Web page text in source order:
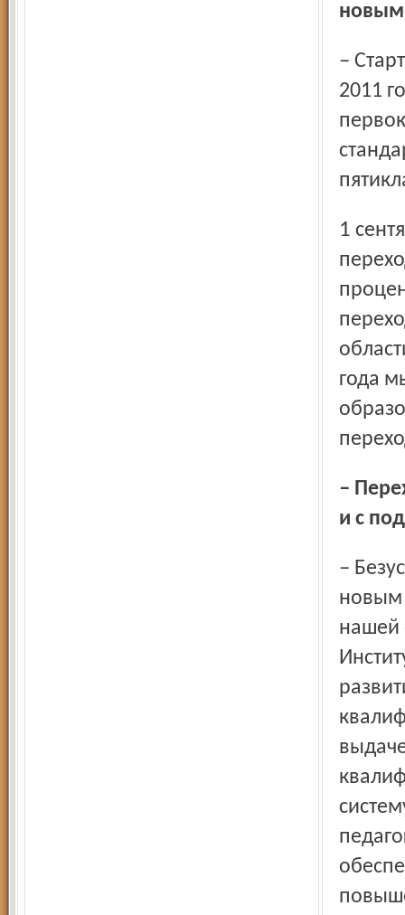
новым
– Старт был дан в прошлом учебном году. С 1 сентября
2011
1 сентября 2013 года мы планируем организовать
года
– Переход к новым образовательным стандартам связан
и с
– Безусловно, ключевой задачей в рамках перехода к
новым
нашей